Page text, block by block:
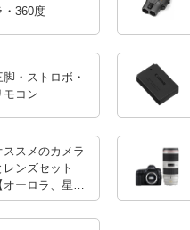
・360度
脚・ストロボ・
モコン
ススメのカメラ
レンズセット
オーロラ、星
】